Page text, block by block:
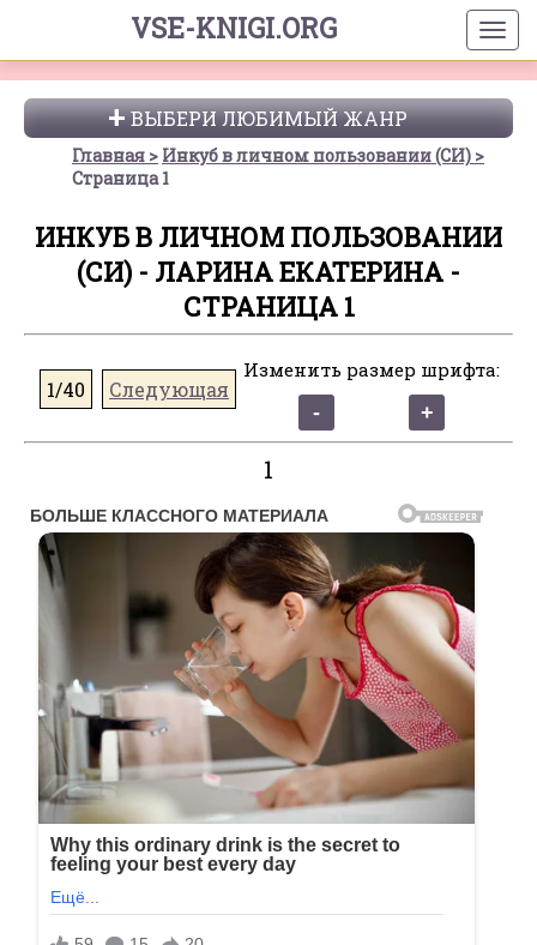
VSE-KNIGI.ORG
ВЫБЕРИ ЛЮБИМЫЙ ЖАНР
Главная
Инкуб в личном пользовании (СИ)
Страница 1
ИНКУБ В ЛИЧНОМ ПОЛЬЗОВАНИИ
(СИ) - ЛАРИНА ЕКАТЕРИНА -
СТРАНИЦА 1
1/40 Следующая
Изменить размер шрифта:
1